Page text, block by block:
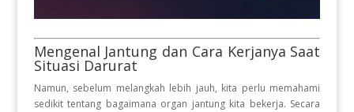
Mengenal Jantung dan Cara Kerjanya Saat
Situasi Darurat
Namun, sebelum melangkah lebih jauh, kita perlu memahami
sedikit tentang bagaimana organ jantung kita bekerja. Secara